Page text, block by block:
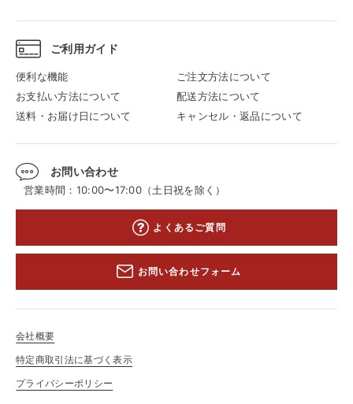
ご利用ガイド
便利な機能
ご注文方法について
お支払い方法について
配送方法について
送料・お届け日について
キャンセル・返品について
お問い合わせ
営業時間：10:00〜17:00（土日祝を除く）
よくあるご質問
お問い合わせフォーム
会社概要
特定商取引法に基づく表示
プライバシーポリシー